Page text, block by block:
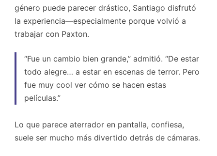
género puede parecer drástico, Santiago disfrutó
la experiencia—especialmente porque volvió a
trabajar con Paxton.
“Fue un cambio bien grande,” admitió. “De estar
todo alegre… a estar en escenas de terror. Pero
fue muy cool ver cómo se hacen estas
películas.”
Lo que parece aterrador en pantalla, confiesa,
suele ser mucho más divertido detrás de cámaras.